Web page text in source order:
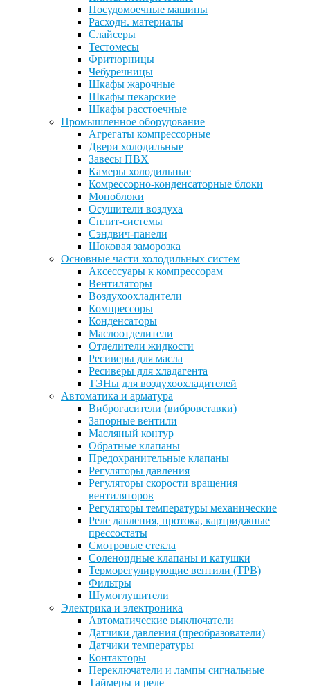
Посудомоечные машины
Расходн. материалы
Слайсеры
Тестомесы
Фритюрницы
Чебуречницы
Шкафы жарочные
Шкафы пекарские
Шкафы расстоечные
Промышленное оборудование
Агрегаты компрессорные
Двери холодильные
Завесы ПВХ
Камеры холодильные
Комрессорно-конденсаторные блоки
Моноблоки
Осушители воздуха
Сплит-системы
Сэндвич-панели
Шоковая заморозка
Основные части холодильных систем
Аксессуары к компрессорам
Вентиляторы
Воздухоохладители
Компрессоры
Конденсаторы
Маслоотделители
Отделители жидкости
Ресиверы для масла
Ресиверы для хладагента
ТЭНы для воздухоохладителей
Автоматика и арматура
Виброгасители (вибровставки)
Запорные вентили
Масляный контур
Обратные клапаны
Предохранительные клапаны
Регуляторы давления
Регуляторы скорости вращения
вентиляторов
Регуляторы температуры механические
Реле давления, протока, картриджные
прессостаты
Смотровые стекла
Соленоидные клапаны и катушки
Терморегулирующие вентили (ТРВ)
Фильтры
Шумоглушители
Электрика и электроника
Автоматические выключатели
Датчики давления (преобразователи)
Датчики температуры
Контакторы
Переключатели и лампы сигнальные
Таймеры и реле